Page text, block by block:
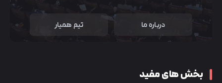
درباره ما تیم همیار
بخش های مفید